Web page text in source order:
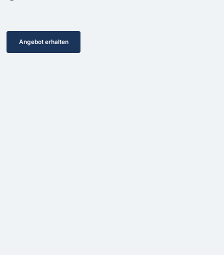
Angebot erhalten